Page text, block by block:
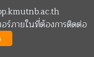
ร์ภายในที่ต้องการติดต่อ